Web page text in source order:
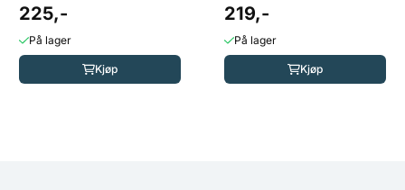
225,-
På lager
Kjøp
219,-
På lager
Kjøp